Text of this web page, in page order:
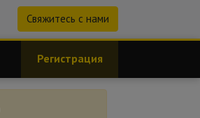
Свяжитесь с нами
Регистрация